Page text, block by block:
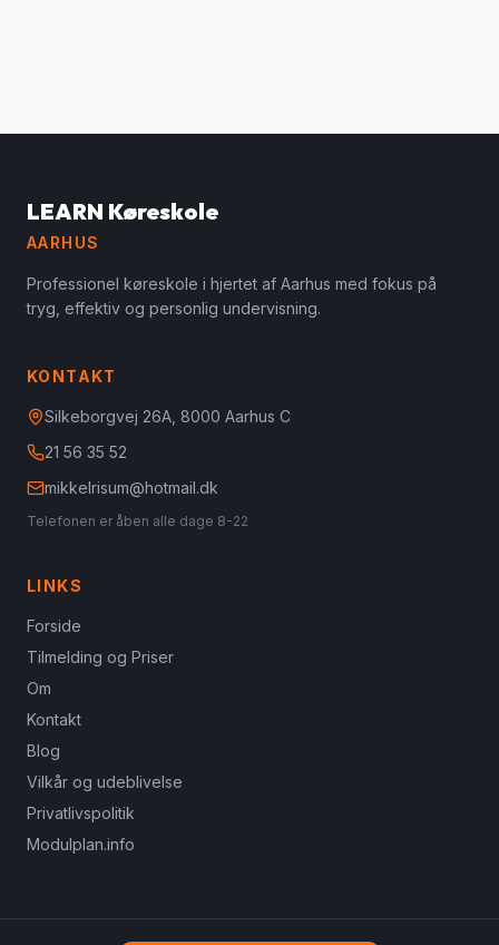
LEARN Køreskole
AARHUS
Professionel køreskole i hjertet af Aarhus med fokus på
tryg, effektiv og personlig undervisning.
KONTAKT
Silkeborgvej 26A, 8000 Aarhus C
21 56 35 52
mikkelrisum@hotmail.dk
Telefonen er åben alle dage 8-22
LINKS
Forside
Tilmelding og Priser
Om
Kontakt
Blog
Vilkår og udeblivelse
Privatlivspolitik
Modulplan.info